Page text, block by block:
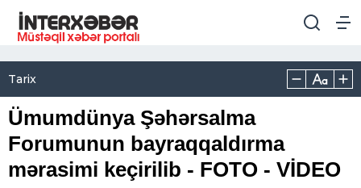
Tarix
Ümumdünya Şəhərsalma
Forumunun bayraqqaldırma
mərasimi keçirilib - FOTO - VİDEO